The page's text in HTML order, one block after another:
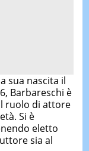
sua nascita il
Barbareschi è
ruolo di attore
Si è
eletto
sia al